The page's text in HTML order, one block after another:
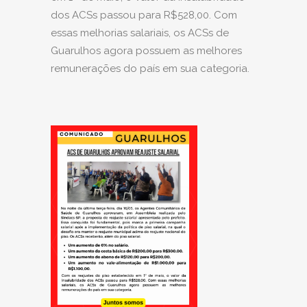
dos ACSs passou para R$528,00. Com
essas melhorias salariais, os ACSs de
Guarulhos agora possuem as melhores
remunerações do país em sua categoria.